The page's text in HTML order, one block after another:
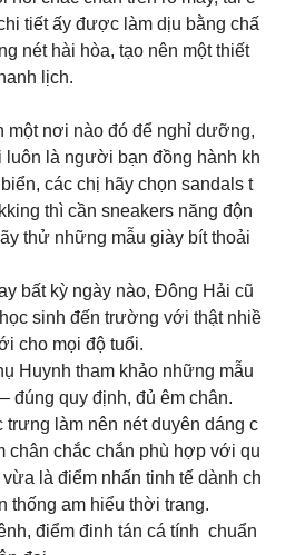
tiết ấy được làm dịu bằng chấ
nét hài hòa, tạo nên một thiết
lịch.
một nơi nào đó để nghỉ dưỡng,
luôn là người bạn đồng hành kh
các chị hãy chọn sandals t
thì cần sneakers năng độn
thử những mẫu giày bít thoải
bất kỳ ngày nào, Đông Hải cũ
sinh đến trường với thật nhiề
cho mọi độ tuổi.
Huynh tham khảo những mẫu
đúng quy định, đủ êm chân.
trưng làm nên nét duyên dáng c
chân chắc chắn phù hợp với qu
là điểm nhấn tinh tế dành ch
thống am hiểu thời trang.
điểm đinh tán cá tính chuẩn